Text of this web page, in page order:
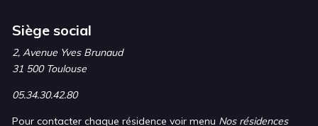
Siège social
2, Avenue Yves Brunaud
31 500 Toulouse
05.34.30.42.80
Pour contacter chaque résidence voir menu Nos résidences